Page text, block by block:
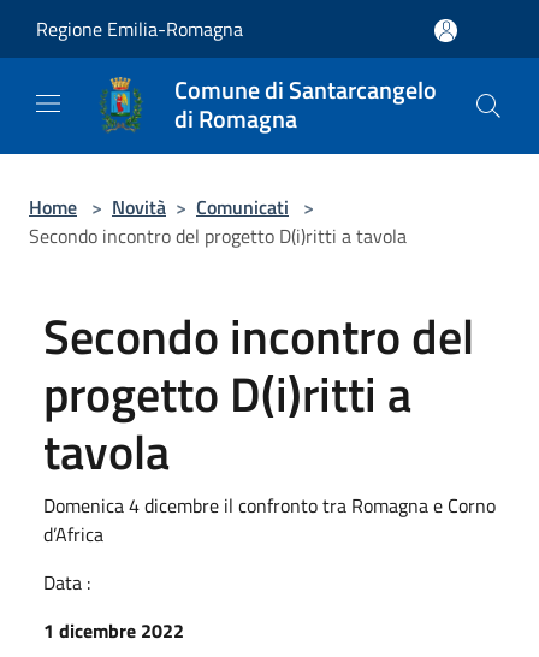
Regione Emilia-Romagna
Comune di Santarcangelo
di Romagna
Home > Novità > Comunicati >
Secondo incontro del progetto D(i)ritti a tavola
Secondo incontro del
progetto D(i)ritti a
tavola
Domenica 4 dicembre il confronto tra Romagna e Corno
d’Africa
Data :
1 dicembre 2022